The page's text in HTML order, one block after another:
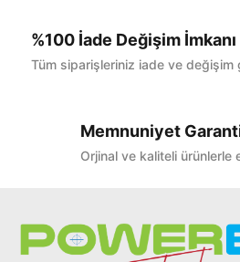
%100 İade Değişim İmkanı
Tüm siparişleriniz iade ve
Memnuniyet
Orjinal ve kaliteli ürünlerle